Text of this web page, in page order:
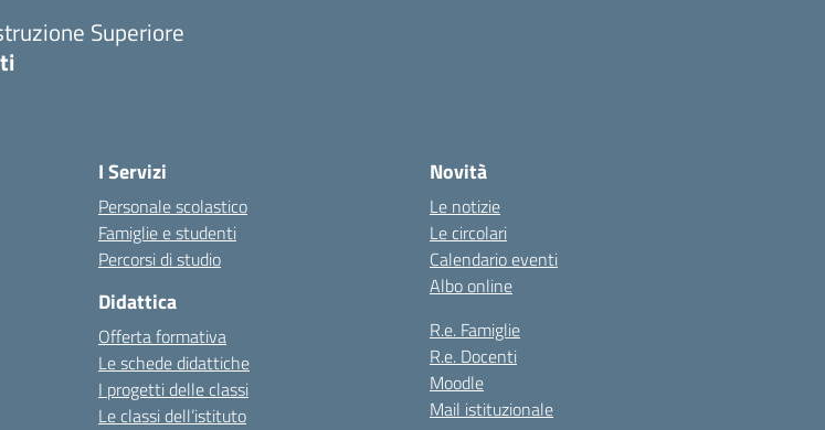
Superiore
I Servizi
Personale scolastico
Famiglie e studenti
Percorsi di studio
Didattica
Offerta formativa
Le schede didattiche
I progetti delle classi
Le classi dell’istituto
Novità
Le notizie
Le circolari
Calendario eventi
Albo online
R.e. Famiglie
R.e. Docenti
Moodle
Mail istituzionale